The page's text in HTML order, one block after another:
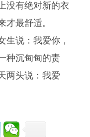
没有绝对新的衣
来才最舒适。
生说：我爱你，
种沉甸甸的责
两头说：我爱